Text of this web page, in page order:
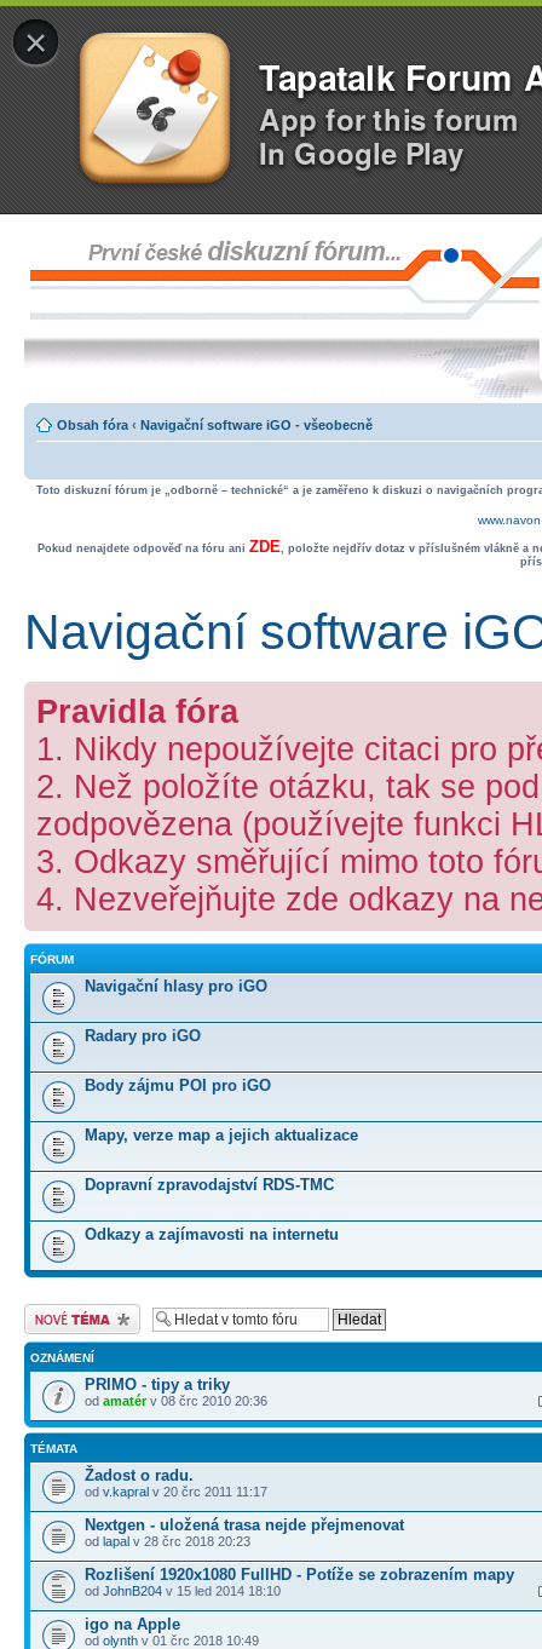
×
Tapatalk Forum
App for this forum
In Google Play
Obsah fóra ‹ Navigační software iGO - všeobecně
Toto diskuzní fórum je „odborně – technické“ a je zaměřeno k diskuzi o navigačních
Pokud nenajdete odpověď na fóru ani ZDE, položte nejdřív dotaz v příslušném vlákně a
Navigační software
Pravidla fóra
1. Nikdy nepoužívejte citaci pro
2. Než položíte otázku, tak se
zodpovězena (používejte funkci
3. Odkazy směřující mimo toto
4. Nezveřejňujte zde odkazy na
FÓRUM
Navigační hlasy pro iGO
Radary pro iGO
Body zájmu POI pro iGO
Mapy, verze map a jejich aktualizace
Dopravní zpravodajství RDS-TMC
Odkazy a zajímavosti na internetu
Odeslat nové téma
OZNÁMENÍ
PRIMO - tipy a triky
od amatérv 08 črc 2010 20:36
TÉMATA
Žadost o radu.
od v.kapral v 20 črc 2011 11:17
Nextgen - uložená trasa nejde přejmenovat
od lapal v 28 črc 2018 20:23
Rozlišení 1920x1080 FullHD - Potíže se zobrazením mapy
od JohnB204 v 15 led 2014 18:10
igo na Apple
od olynth v 01 črc 2018 10:49